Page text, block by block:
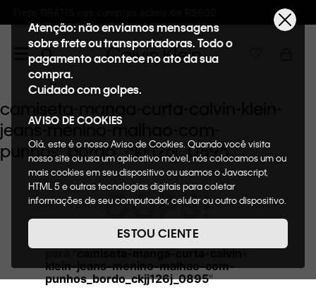
Ganhe 10% de GIFTBACK
Atenção: não enviamos mensagens
sobre frete ou transportadoras. Todo o
pagamento acontece no ato da sua
compra.
Cuidado com golpes.
AVISO DE COOKIES
Olá, este é o nosso Aviso de Cookies. Quando você visita
nosso site ou usa um aplicativo móvel, nós colocamos um ou
mais cookies em seu dispositivo ou usamos o Javascript,
HTML 5 e outras tecnologias digitais para coletar
informações de seu computador, celular ou outro dispositivo.
de cookies, informaremos quais cookies usaremos e quais
suas funções. A forma como processamos os dados
nosso Aviso de Privacidade. Quando você visita nosso site,
consideraremos isso como sua solicitação específica para
ESTOU CIENTE
camiseta-manga-curta-calvin-klein-
jeans-menino-malhao-com-
punhos_bordo_ckjj126j_0895
OOPS!
Não encontramos nenhum resultado
klein-jeans-menino-malhao-com-
punhos_bordo_ckjj126j_0895"